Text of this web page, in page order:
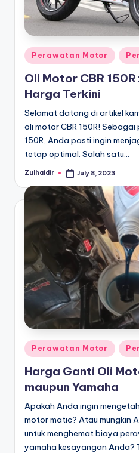
f
o
r
m
a
si
d
a
n
B
e
a
O
t
m
o
ti
f
Jambi.
Jual
ban
suku
honda,
yamaha,
suzuki
yang
lengkap
Posted
in
Perawatan Motor
Oli Motor CBR
Harga Terkini
Selamat datang di artikel
oli motor CBR 150R!
150R, Anda pasti ingin
tetap optimal. Salah satu…
Posted
Zulhaidir July 8, 2023
Posted
Perawatan Motor
Harga Ganti Oli
maupun Yamaha
Apakah Anda ingin
motor matic? Atau mungkin
untuk menghemat biaya
yamaha kesayangan Anda?